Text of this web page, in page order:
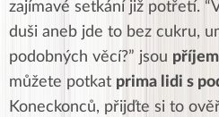
zajímavé setkání již potřetí.
duši aneb jde to bez cukru,
podobných věcí?” jsou
můžete potkat prima lidi s
Koneckonců, přijďte si to